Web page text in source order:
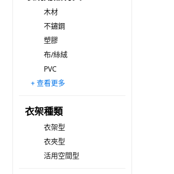
木材
不鏽鋼
塑膠
布/絲絨
PVC
金屬
尼龍
+ 查看更多
衣架種類
衣架型
衣夾型
活用空間型